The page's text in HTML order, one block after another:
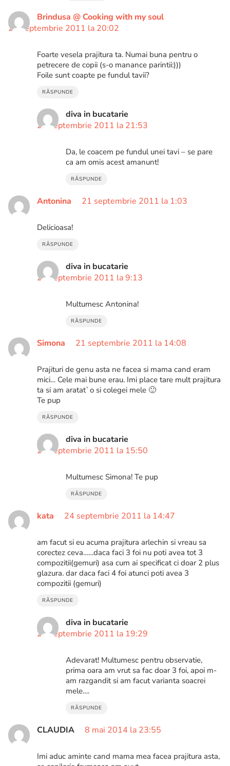
Brindusa @ Cooking with my soul
20 septembrie 2011 la 20:02
Foarte vesela prajitura ta. Numai buna pentru o
petrecere de copii (s-o manance parintii:)))
Foile sunt coapte pe fundul tavii?
RĂSPUNDE
diva in bucatarie
20 septembrie 2011 la 21:53
Da, le coacem pe fundul unei tavi – se pare
ca am omis acest amanunt!
RĂSPUNDE
Antonina 21 septembrie 2011 la 1:03
Delicioasa!
RĂSPUNDE
diva in bucatarie
21 septembrie 2011 la 9:13
Multumesc Antonina!
RĂSPUNDE
Simona 21 septembrie 2011 la 14:08
Prajituri de genu asta ne facea si mama cand eram
mici… Cele mai bune erau. Imi place tare mult prajitura
ta si am aratat`o si colegei mele 🙂
Te pup
RĂSPUNDE
diva in bucatarie
21 septembrie 2011 la 15:50
Multumesc Simona! Te pup
RĂSPUNDE
kata 24 septembrie 2011 la 14:47
am facut si eu acuma prajitura arlechin si vreau sa
corectez ceva……daca faci 3 foi nu poti avea tot 3
compozitii(gemuri) asa cum ai specificat ci doar 2 plus
glazura. dar daca faci 4 foi atunci poti avea 3
compozitii (gemuri)
RĂSPUNDE
diva in bucatarie
25 septembrie 2011 la 19:29
Adevarat! Multumesc pentru observatie,
prima oara am vrut sa fac doar 3 foi, apoi m-
am razgandit si am facut varianta soacrei
mele….
RĂSPUNDE
CLAUDIA 8 mai 2014 la 23:55
Imi aduc aminte cand mama mea facea prajitura asta,